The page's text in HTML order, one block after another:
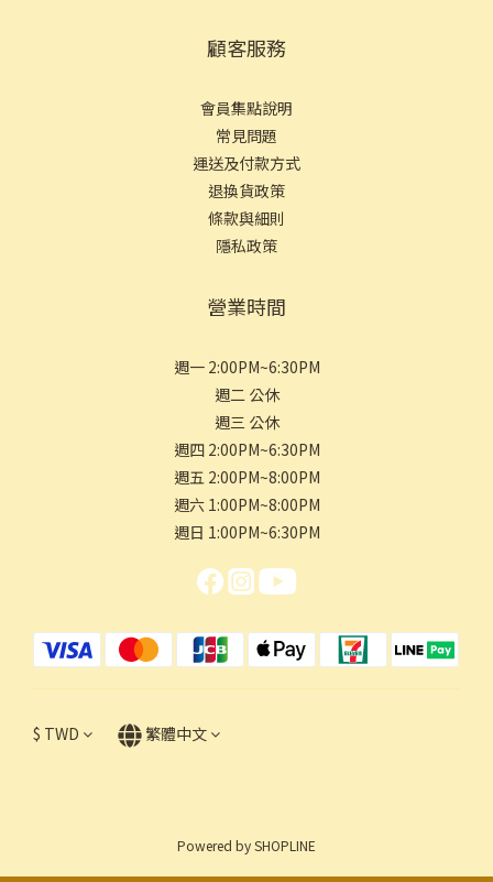
顧客服務
會員集點說明
常見問題
運送及付款方式
退換貨政策
條款與細則
隱私政策
營業時間
週一 2:00PM~6:30PM
週二 公休
週三 公休
週四 2:00PM~6:30PM
週五 2:00PM~8:00PM
週六 1:00PM~8:00PM
週日 1:00PM~6:30PM
$ TWD 繁體中文
Powered by SHOPLINE